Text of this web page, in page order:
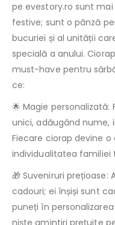
pe evestory.ro sunt
festive; sunt o pânză
bucuriei și al unității
specială a anului.
must-have pentru
ce:
🌟 Magie
unici, adăugând nume,
Fiecare ciorap devine
individualitatea familiei
🎁 Suveniruri
cadouri; ei înșiși sunt
puneți în